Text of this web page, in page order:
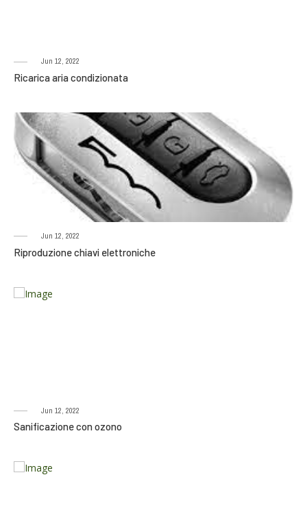
Jun 12, 2022
Ricarica aria condizionata
Jun 12, 2022
Riproduzione chiavi elettroniche
Jun 12, 2022
Sanificazione con ozono